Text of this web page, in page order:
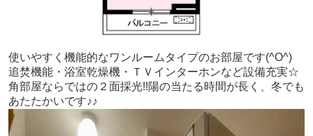
使いやすく機能的なワンルームタイプのお部屋です(^O^)
追焚機能・浴室乾燥機・ＴＶインターホンなど設備充実☆
角部屋ならではの２面採光!!陽の当たる時間が長く、冬でも
あたたかいです♪♪